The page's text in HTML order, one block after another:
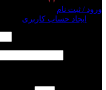
ورود / ثبت نام
ایجاد حساب کاربری